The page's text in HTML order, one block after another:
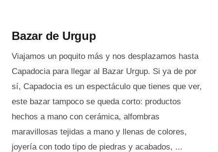
Bazar de Urgup
Viajamos un poquito más y nos desplazamos hasta
Capadocia para llegar al Bazar Urgup. Si ya de por
sí, Capadocia es un espectáculo que tienes que ver,
este bazar tampoco se queda corto: productos
hechos a mano con cerámica, alfombras
maravillosas tejidas a mano y llenas de colores,
joyería con todo tipo de piedras y acabados, ...